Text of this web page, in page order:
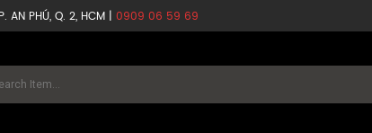
AN PHÚ, Q. 2, HCM | 0909 06 59 69